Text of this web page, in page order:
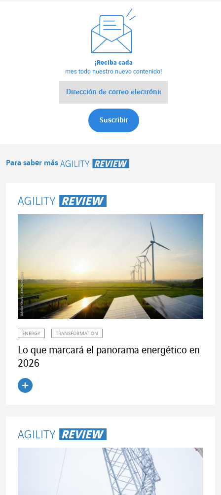
¡Reciba cada
mes todo nuestro nuevo contenido!
Para saber más
ENERGY TRANSFORMATION
Lo que marcará el panorama energético en
2026